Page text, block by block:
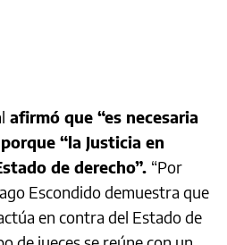
afirmó que “es necesaria
“la Justicia en
de derecho”. “Por
Escondido demuestra que
en contra del Estado de